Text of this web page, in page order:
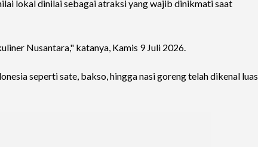
lokal dinilai sebagai atraksi yang wajib dinikmati saat
Nusantara," katanya, Kamis 9 Juli 2026.
seperti sate, bakso, hingga nasi goreng telah dikenal luas